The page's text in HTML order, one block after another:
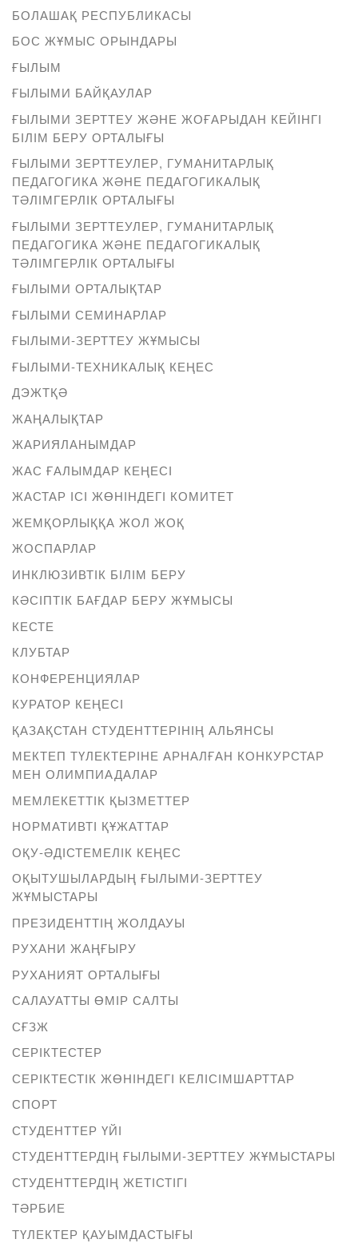
БОЛАШАҚ РЕСПУБЛИКАСЫ
БОС ЖҰМЫС ОРЫНДАРЫ
ҒЫЛЫМ
ҒЫЛЫМИ БАЙҚАУЛАР
ҒЫЛЫМИ ЗЕРТТЕУ ЖӘНЕ ЖОҒАРЫДАН КЕЙІНГІ
БІЛІМ БЕРУ ОРТАЛЫҒЫ
ҒЫЛЫМИ ЗЕРТТЕУЛЕР, ГУМАНИТАРЛЫҚ
ПЕДАГОГИКА ЖӘНЕ ПЕДАГОГИКАЛЫҚ
ТӘЛІМГЕРЛІК ОРТАЛЫҒЫ
ҒЫЛЫМИ ЗЕРТТЕУЛЕР, ГУМАНИТАРЛЫҚ
ПЕДАГОГИКА ЖӘНЕ ПЕДАГОГИКАЛЫҚ
ТӘЛІМГЕРЛІК ОРТАЛЫҒЫ
ҒЫЛЫМИ ОРТАЛЫҚТАР
ҒЫЛЫМИ СЕМИНАРЛАР
ҒЫЛЫМИ-ЗЕРТТЕУ ЖҰМЫСЫ
ҒЫЛЫМИ-ТЕХНИКАЛЫҚ КЕҢЕС
ДЭЖТҚӘ
ЖАҢАЛЫҚТАР
ЖАРИЯЛАНЫМДАР
ЖАС ҒАЛЫМДАР КЕҢЕСІ
ЖАСТАР ІСІ ЖӨНІНДЕГІ КОМИТЕТ
ЖЕМҚОРЛЫҚҚА ЖОЛ ЖОҚ
ЖОСПАРЛАР
ИНКЛЮЗИВТІК БІЛІМ БЕРУ
КӘСІПТІК БАҒДАР БЕРУ ЖҰМЫСЫ
КЕСТЕ
КЛУБТАР
КОНФЕРЕНЦИЯЛАР
КУРАТОР КЕҢЕСІ
ҚАЗАҚСТАН СТУДЕНТТЕРІНІҢ АЛЬЯНСЫ
МЕКТЕП ТҮЛЕКТЕРІНЕ АРНАЛҒАН КОНКУРСТАР
МЕН ОЛИМПИАДАЛАР
МЕМЛЕКЕТТІК ҚЫЗМЕТТЕР
НОРМАТИВТІ ҚҰЖАТТАР
ОҚУ-ӘДІСТЕМЕЛІК КЕҢЕС
ОҚЫТУШЫЛАРДЫҢ ҒЫЛЫМИ-ЗЕРТТЕУ
ЖҰМЫСТАРЫ
ПРЕЗИДЕНТТІҢ ЖОЛДАУЫ
РУХАНИ ЖАҢҒЫРУ
РУХАНИЯТ ОРТАЛЫҒЫ
САЛАУАТТЫ ӨМІР САЛТЫ
СҒЗЖ
СЕРІКТЕСТЕР
СЕРІКТЕСТІК ЖӨНІНДЕГІ КЕЛІСІМШАРТТАР
СПОРТ
СТУДЕНТТЕР ҮЙІ
СТУДЕНТТЕРДІҢ ҒЫЛЫМИ-ЗЕРТТЕУ ЖҰМЫСТАРЫ
СТУДЕНТТЕРДІҢ ЖЕТІСТІГІ
ТӘРБИЕ
ТҮЛЕКТЕР ҚАУЫМДАСТЫҒЫ